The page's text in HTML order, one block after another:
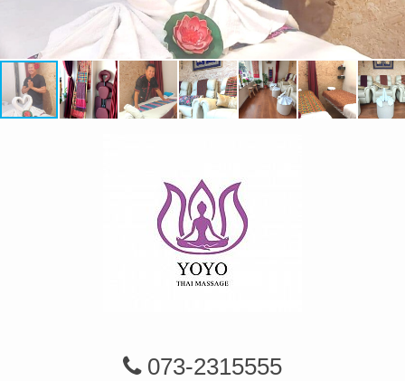
073-2315555